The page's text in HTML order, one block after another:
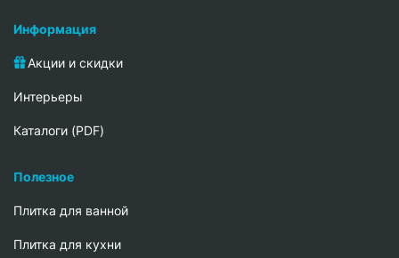
Информация
Акции и скидки
Интерьеры
Каталоги (PDF)
Полезное
Плитка для ванной
Плитка для кухни